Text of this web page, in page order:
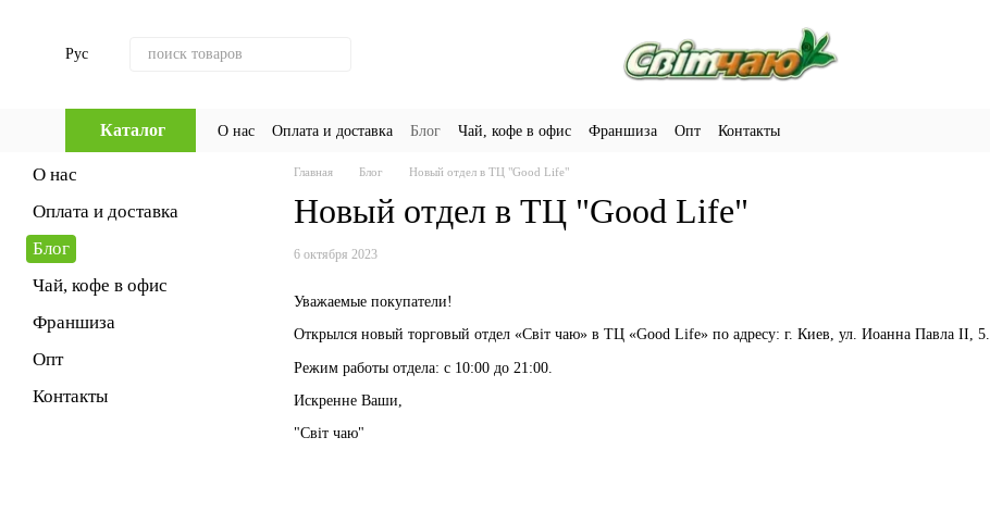
Рус
Каталог О нас Оплата и доставка Блог Чай, кофе в офис Франшиза Опт Контакты
Главная Блог Новый отдел в ТЦ "Good Life"
Новый отдел в ТЦ "Good Life"
6 октября 2023
Уважаемые покупатели!
Открылся новый торговый отдел «Світ чаю» в ТЦ «Good Life» по адресу: г. Киев, ул. Иоанна Павла II, 5.
Режим работы отдела: с 10:00 до 21:00.
Искренне Ваши,
"Світ чаю"
О нас
Оплата и доставка
Блог
Чай, кофе в офис
Франшиза
Опт
Контакты